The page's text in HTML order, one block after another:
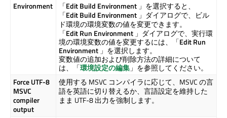
Environment 「Edit Build Environment 」を選択すると、
「Edit Build Environment 」ダイアログで、ビル
ド環境の環境変数の値を変更できます。
「Edit Run Environment 」ダイアログで、実行環
境の環境変数の値を変更するには、「Edit Run
Environment 」を選択します。
変数値の追加および削除方法の詳細について
は、「環境設定の編集 」を参照してください。
Force UTF-8
MSVC
compiler
output
使用する MSVC コンパイラに応じて、MSVC の言
語を英語に切り替えるか、言語設定を維持した
まま UTF-8 出力を強制します。